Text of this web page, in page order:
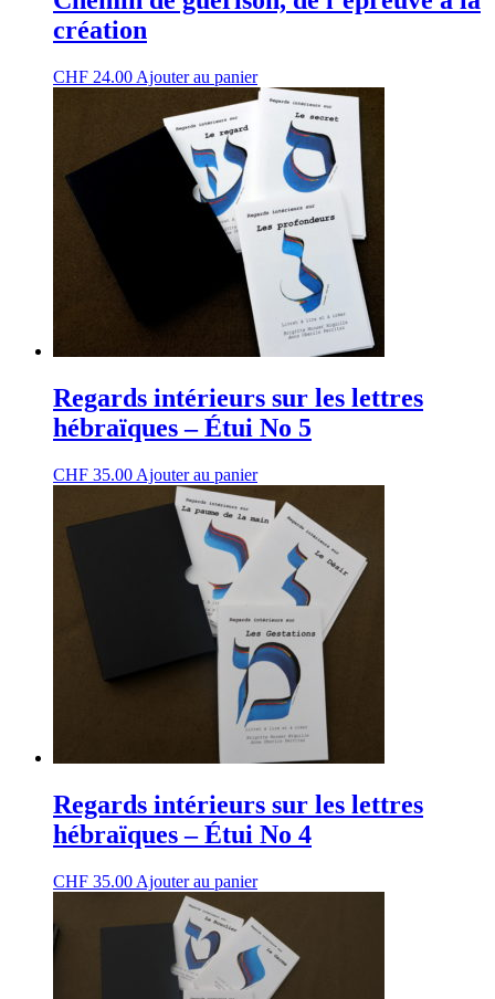
création
CHF 24.00 Ajouter au panier
Regards intérieurs sur les lettres
hébraïques – Étui No 5
CHF 35.00 Ajouter au panier
Regards intérieurs sur les lettres
hébraïques – Étui No 4
CHF 35.00 Ajouter au panier